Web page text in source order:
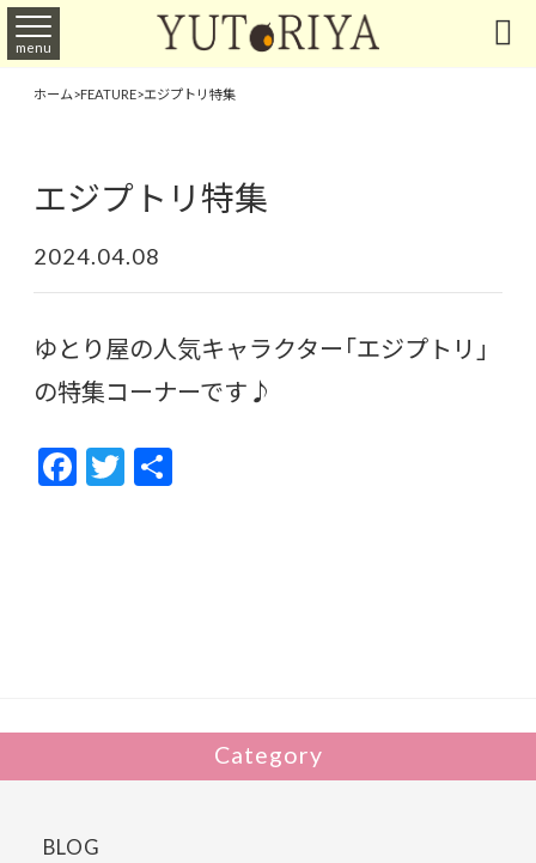
menu 
ホーム>FEATURE>エジプトリ特集
エジプトリ特集
2024.04.08
ゆとり屋の人気キャラクター「エジプトリ」
の特集コーナーです♪
F
ac
T
w
Category
BLOG